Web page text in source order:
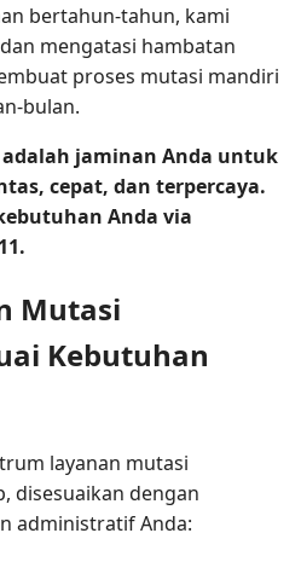
bertahun-tahun, kami
mengatasi hambatan
proses mutasi mandiri
bulan.
adalah jaminan Anda untuk
cepat, dan terpercaya.
Anda via
Mutasi
Kebutuhan
layanan mutasi
disesuaikan dengan
administratif Anda: